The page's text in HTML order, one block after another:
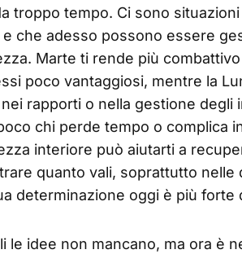
troppo tempo. Ci sono
che adesso possono essere
Marte ti rende più
poco vantaggiosi, mentre la
rapporti o nella gestione degli
chi perde tempo o complica
interiore può aiutarti a
quanto vali, soprattutto nelle
determinazione oggi è più forte
le idee non mancano, ma ora è